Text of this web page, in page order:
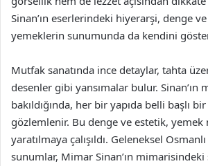
Sinan’ın eserlerindeki hiyerarşi, denge ve
yemeklerin sunumunda da kendini
Mutfak sanatında ince detaylar, tahta
desenler gibi yansımalar bulur. Sinan’ın
bakıldığında, her bir yapıda belli başlı
gözlemlenir. Bu denge ve estetik, yemek
yaratılmaya çalışıldı. Geleneksel
sunumlar, Mimar Sinan’ın